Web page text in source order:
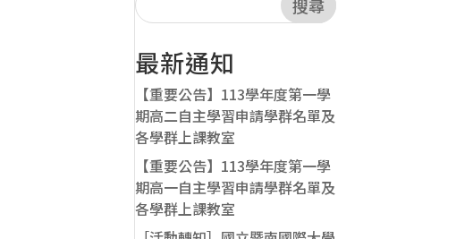
搜尋
最新通知
【重要公告】113學年度第一學
期高二自主學習申請學群名單及
各學群上課教室
【重要公告】113學年度第一學
期高一自主學習申請學群名單及
各學群上課教室